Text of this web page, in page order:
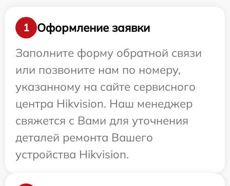
1
Оформление заявки
Заполните форму обратной связи
или позвоните нам по номеру,
указанному на сайте сервисного
центра Hikvision. Наш менеджер
свяжется с Вами для уточнения
деталей ремонта Вашего
устройства Hikvision.